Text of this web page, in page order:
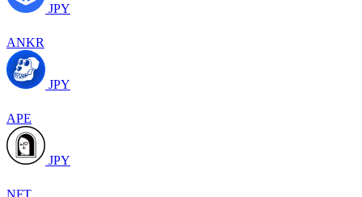
JPY
ANKR
JPY
APE
JPY
NFT